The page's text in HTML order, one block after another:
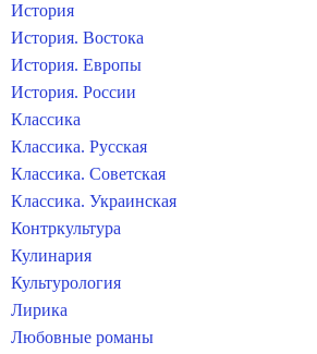
История
История. Востока
История. Европы
История. России
Классика
Классика. Русская
Классика. Советская
Классика. Украинская
Контркультура
Кулинария
Культурология
Лирика
Любовные романы